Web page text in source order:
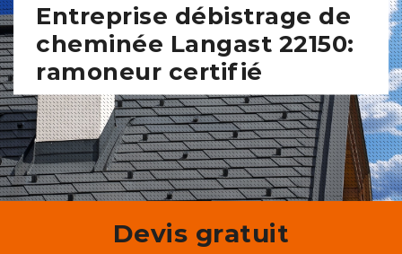
Entreprise débistrage de
cheminée Langast 22150:
ramoneur certifié
Devis gratuit